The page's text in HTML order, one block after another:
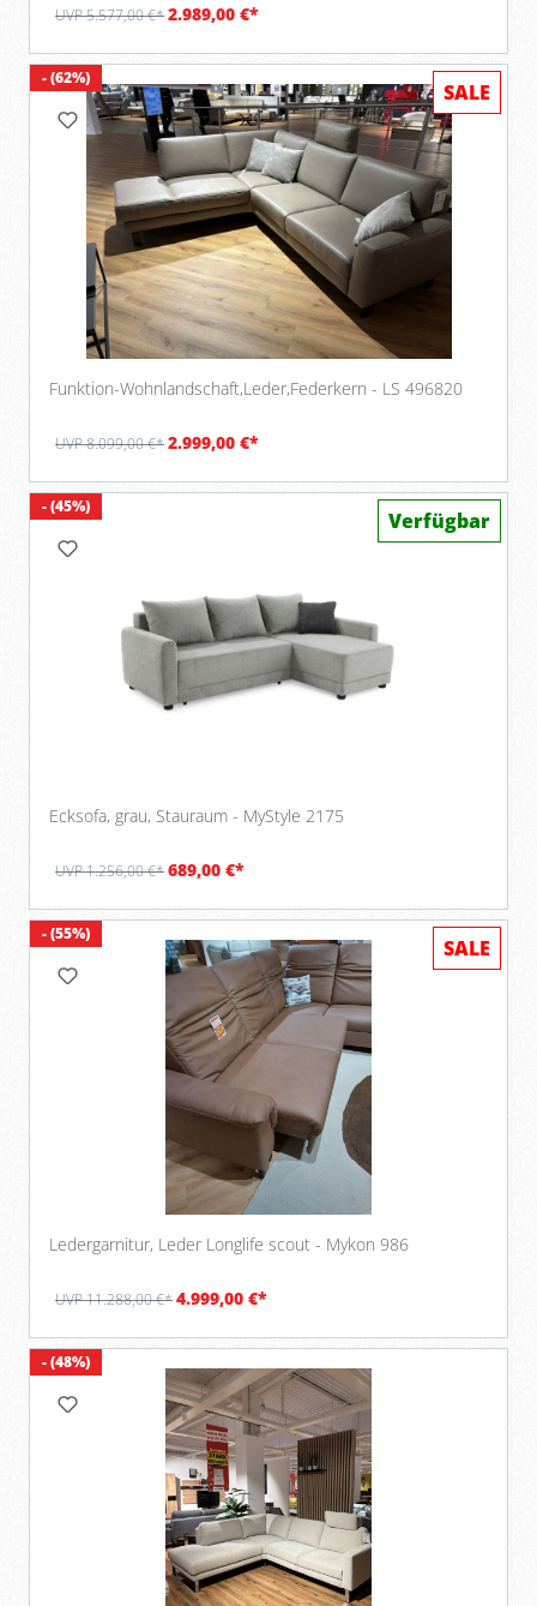
UVP 5.577,00 €*2.989,00 €*
- (62%)
Funktion-Wohnlandschaft,Leder,Federkern - LS 496820
UVP 8.099,00 €*2.999,00 €*
SALE
- (45%)
Ecksofa, grau, Stauraum - MyStyle 2175
UVP 1.256,00 €*689,00 €*
Verfügbar
- (55%)
Ledergarnitur, Leder Longlife scout - Mykon 986
UVP 11.288,00 €*4.999,00 €*
SALE
- (48%)